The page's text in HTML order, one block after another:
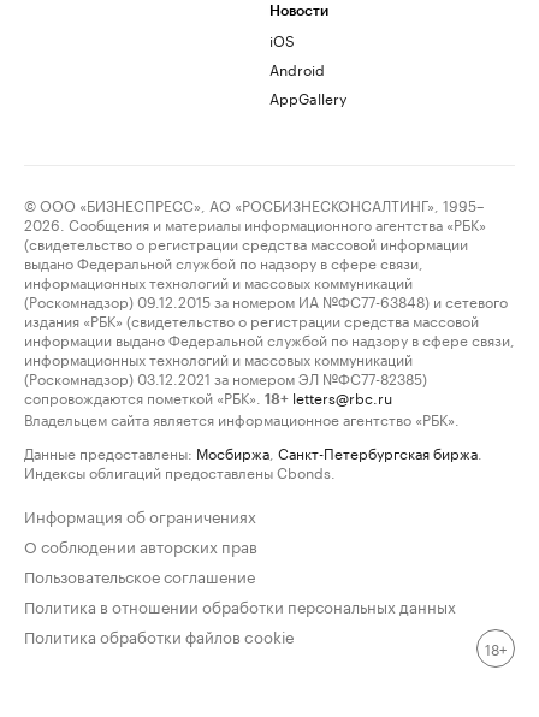
Новости
iOS
Android
AppGallery
© ООО «БИЗНЕСПРЕСС», АО «РОСБИЗНЕСКОНСАЛТИНГ», 1995–
2026. Сообщения и материалы информационного агентства «РБК»
(свидетельство о регистрации средства массовой информации
выдано Федеральной службой по надзору в сфере связи,
информационных технологий и массовых коммуникаций
(Роскомнадзор) 09.12.2015 за номером ИА №ФС77-63848) и сетевого
издания «РБК» (свидетельство о регистрации средства массовой
информации выдано Федеральной службой по надзору в сфере связи,
информационных технологий и массовых коммуникаций
(Роскомнадзор) 03.12.2021 за номером ЭЛ №ФС77-82385)
сопровождаются пометкой «РБК».
18+ letters@rbc.ru
Владельцем сайта является информационное агентство «РБК».
Данные предоставлены: Мосбиржа Санкт-Петербургская биржа
Индексы облигаций предоставлены Cbonds.
Информация об ограничениях
О соблюдении авторских прав
Пользовательское соглашение
Политика в отношении обработки персональных данных
Политика обработки файлов cookie
18+